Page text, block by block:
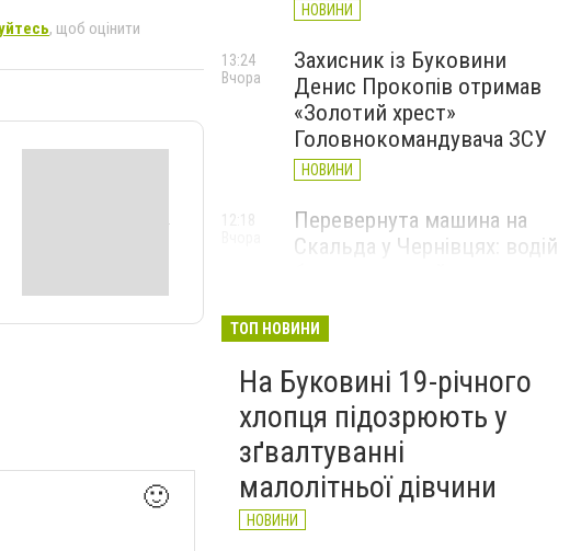
, щоб оцінити
🙂
НОВИНИ
Захисник із Буковини
Денис Прокопів отримав
«Золотий хрест»
Головнокомандувача ЗСУ
НОВИНИ
13:24
Вчора
Перевернута машина на
Скальда у Чернівцях: водій
12:18
зафіксували новий
історичний температурний
максимум
НОВИНИ
Вчора
ТОП НОВИНИ
На Буковині 19-річного
хлопця підозрюють у
зґвалтуванні
малолітньої дівчини
НОВИНИ